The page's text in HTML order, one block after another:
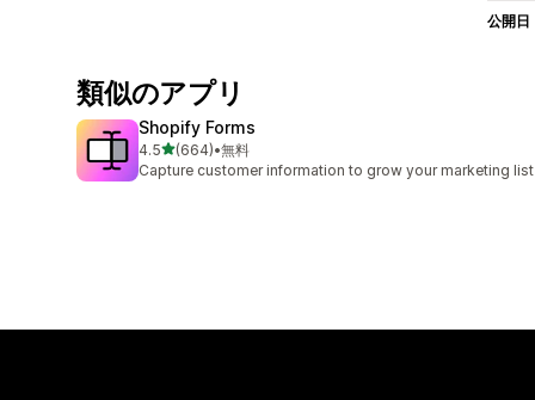
公開日
類似のアプリ
Shopify Forms
4.55つ星中
(664)
合計レビュー数：664件
•無料
Capture customer information to grow your marketing list